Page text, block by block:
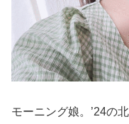
モーニング娘。’24の